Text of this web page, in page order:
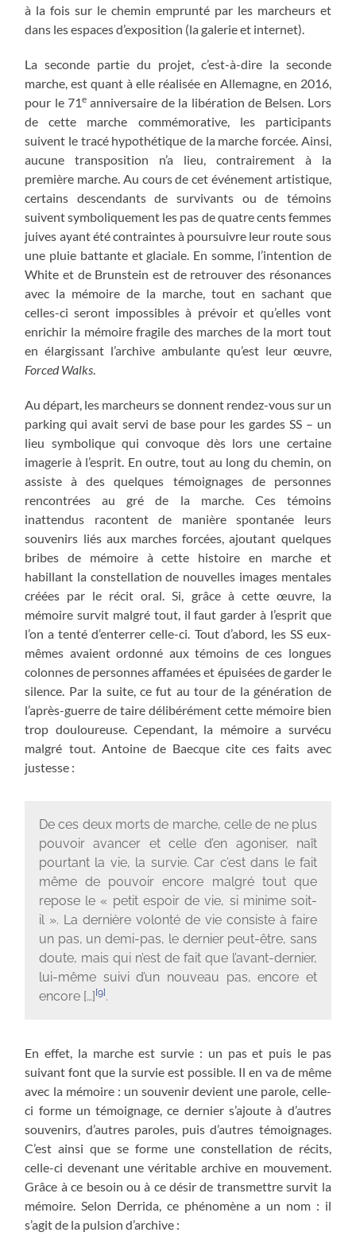
à la fois sur le chemin emprunté par les marcheurs et
dans les espaces d’exposition (la galerie et internet).
La seconde partie du projet, c’est-à-dire la seconde
marche, est quant à elle réalisée en Allemagne, en 2016,
pour le 71e anniversaire de la libération de Belsen. Lors
de cette marche commémorative, les participants
suivent le tracé hypothétique de la marche forcée. Ainsi,
aucune transposition n’a lieu, contrairement à la
première marche. Au cours de cet événement artistique,
certains descendants de survivants ou de témoins
suivent symboliquement les pas de quatre cents femmes
juives ayant été contraintes à poursuivre leur route sous
une pluie battante et glaciale. En somme, l’intention de
White et de Brunstein est de retrouver des résonances
avec la mémoire de la marche, tout en sachant que
celles-ci seront impossibles à prévoir et qu’elles vont
enrichir la mémoire fragile des marches de la mort tout
en élargissant l’archive ambulante qu’est leur œuvre,
Forced Walks.
Au départ, les marcheurs se donnent rendez-vous sur un
parking qui avait servi de base pour les gardes SS – un
lieu symbolique qui convoque dès lors une certaine
imagerie à l’esprit. En outre, tout au long du chemin, on
assiste à des quelques témoignages de personnes
rencontrées au gré de la marche. Ces témoins
inattendus racontent de manière spontanée leurs
souvenirs liés aux marches forcées, ajoutant quelques
bribes de mémoire à cette histoire en marche et
habillant la constellation de nouvelles images mentales
créées par le récit oral. Si, grâce à cette œuvre, la
mémoire survit malgré tout, il faut garder à l’esprit que
l’on a tenté d’enterrer celle-ci. Tout d’abord, les SS eux-
mêmes avaient ordonné aux témoins de ces longues
colonnes de personnes affamées et épuisées de garder le
silence. Par la suite, ce fut au tour de la génération de
l’après-guerre de taire délibérément cette mémoire bien
trop douloureuse. Cependant, la mémoire a survécu
malgré tout. Antoine de Baecque cite ces faits avec
justesse :
De ces deux morts de marche, celle de ne plus
pouvoir avancer et celle d’en agoniser, naît
pourtant la vie, la survie. Car c’est dans le fait
même de pouvoir encore malgré tout que
repose le « petit espoir de vie, si minime soit-
il ». La dernière volonté de vie consiste à faire
un pas, un demi-pas, le dernier peut-être, sans
doute, mais qui n’est de fait que l’avant-dernier,
lui-même suivi d’un nouveau pas, encore et
encore […][9].
En effet, la marche est survie : un pas et puis le pas
suivant font que la survie est possible. Il en va de même
avec la mémoire : un souvenir devient une parole, celle-
ci forme un témoignage, ce dernier s’ajoute à d’autres
souvenirs, d’autres paroles, puis d’autres témoignages.
C’est ainsi que se forme une constellation de récits,
celle-ci devenant une véritable archive en mouvement.
Grâce à ce besoin ou à ce désir de transmettre survit la
mémoire. Selon Derrida, ce phénomène a un nom : il
s’agit de la pulsion d’archive :